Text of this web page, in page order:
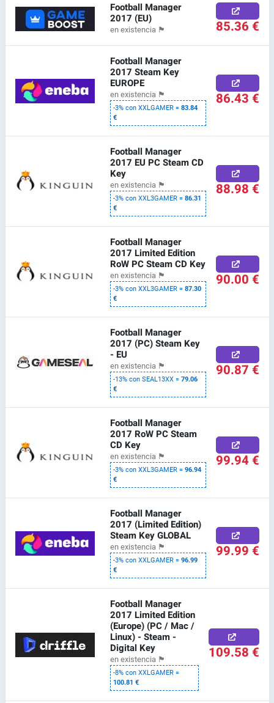
Football Manager
2017 (EU)
en existencia 🏴 85.36 €
Football Manager
2017 Steam Key
EUROPE
en existencia 🏴
-3% con XXLGAMER =83.84
€
86.43 €
Football Manager
2017 EU PC Steam CD
Key
en existencia 🏴
-3% con XXL3GAMER =86.31
€
88.98 €
Football Manager
2017 Limited Edition
RoW PC Steam CD Key
en existencia 🏴
-3% con XXL3GAMER =87.30
€
90.00 €
Football Manager
2017 (PC) Steam Key
- EU
en existencia 🏴
-13% con SEAL13XX =79.06
€
90.87 €
Football Manager
2017 RoW PC Steam
CD Key
en existencia 🏴
-3% con XXL3GAMER =96.94
€
99.94 €
Football Manager
2017 (Limited Edition)
Steam Key GLOBAL
en existencia 🏴
-3% con XXLGAMER =96.99
€
99.99 €
Football Manager
2017 Limited Edition
(Europe) (PC / Mac /
Linux) - Steam -
Digital Key
en existencia 🏴
-8% con XXLGAMER =
100.81 €
109.58 €